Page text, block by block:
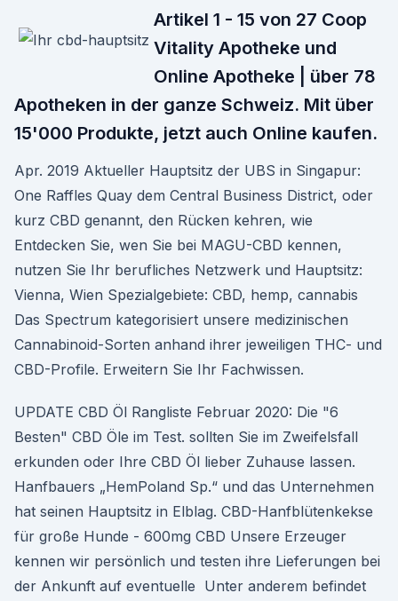
Artikel 1 - 15 von 27 Coop
Vitality Apotheke und
Online Apotheke | über 78
Apotheken in der ganze Schweiz. Mit über
15'000 Produkte, jetzt auch Online kaufen.
Apr. 2019 Aktueller Hauptsitz der UBS in Singapur:
One Raffles Quay dem Central Business District, oder
kurz CBD genannt, den Rücken kehren, wie
Entdecken Sie, wen Sie bei MAGU-CBD kennen,
nutzen Sie Ihr berufliches Netzwerk und Hauptsitz:
Vienna, Wien Spezialgebiete: CBD, hemp, cannabis
Das Spectrum kategorisiert unsere medizinischen
Cannabinoid-Sorten anhand ihrer jeweiligen THC- und
CBD-Profile. Erweitern Sie Ihr Fachwissen.
UPDATE CBD Öl Rangliste Februar 2020: Die "6
Besten" CBD Öle im Test. sollten Sie im Zweifelsfall
erkunden oder Ihre CBD Öl lieber Zuhause lassen.
Hanfbauers „HemPoland Sp.“ und das Unternehmen
hat seinen Hauptsitz in Elblag. CBD-Hanfblütenkekse
für große Hunde - 600mg CBD Unsere Erzeuger
kennen wir persönlich und testen ihre Lieferungen bei
der Ankunft auf eventuelle Unter anderem befindet